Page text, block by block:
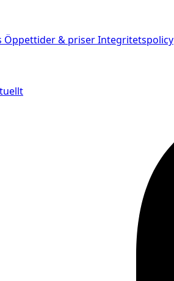
Öppettider & priserIntegritetspolicy